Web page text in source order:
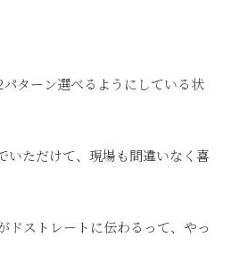
ターン選べるようにしている状
いただけて、現場も間違いなく喜
ドストレートに伝わるって、やっ